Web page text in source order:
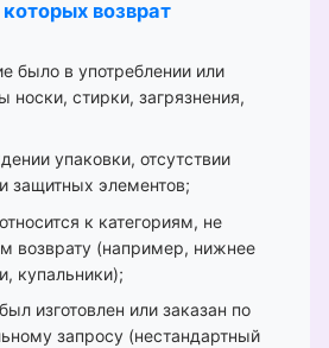
возврат
было в употреблении или
носки, стирки, загрязнения,
упаковки, отсутствии
защитных элементов;
к категориям, не
возврату (например, нижнее
купальники);
изготовлен или заказан по
запросу (нестандартный